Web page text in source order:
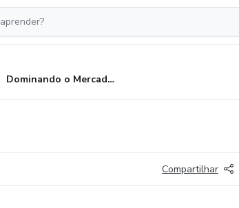
Dominando o Mercado de Afiliados
Compartilhar